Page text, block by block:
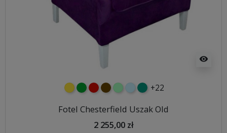
visibility
żółtyzielonyczerwony
czekoladowy
miętowybłękitny
turkusowy
+22
Fotel Chesterfield Uszak Old
2 255,00 zł